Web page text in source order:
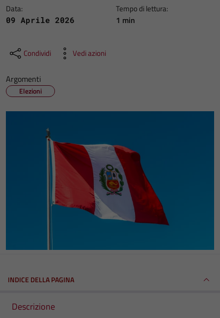
Data:
09 Aprile 2026
Tempo di lettura:
1 min
Condividi Vedi azioni
Argomenti
Elezioni
INDICE DELLA PAGINA
Descrizione